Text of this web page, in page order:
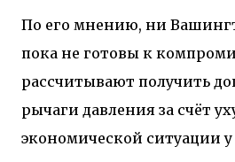
По его мнению, ни
пока не готовы к
рассчитывают получить
рычаги давления за счёт
экономической ситуации